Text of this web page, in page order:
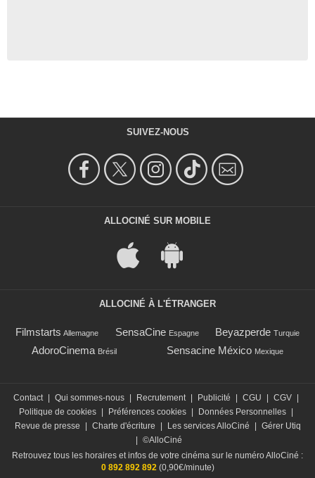
SUIVEZ-NOUS
ALLOCINÉ SUR MOBILE
ALLOCINÉ À L'ÉTRANGER
Filmstarts Allemagne SensaCine Espagne Beyazperde Turquie
AdoroCinema Brésil Sensacine México Mexique
Contact Qui sommes-nous Recrutement Publicité CGU CGV
Politique de cookies
Préférences cookies Données Personnelles
Revue de presse
Charte d'écriture Les services AlloCiné
Gérer Utiq
©AlloCiné
Retrouvez tous les horaires et infos de votre cinéma sur le numéro AlloCiné :
0 892 892 892(0,90€/minute)